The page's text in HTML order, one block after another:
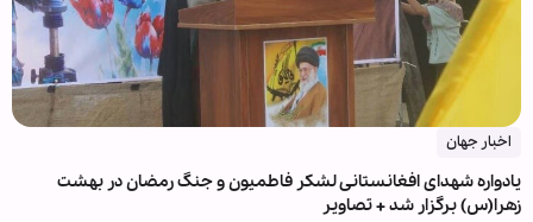
اخبار جهان
یادواره شهدای افغانستانی لشکر فاطمیون و جنگ رمضان در بهشت
زهرا(س) برگزار شد + تصاویر